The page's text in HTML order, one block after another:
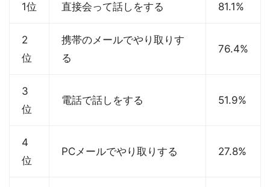
1位 直接会って話しをする 81.1%
2
位
携帯のメールでやり取りす
る
76.4%
3
位
電話で話しをする 51.9%
4
位
PCメールでやり取りする 27.8%